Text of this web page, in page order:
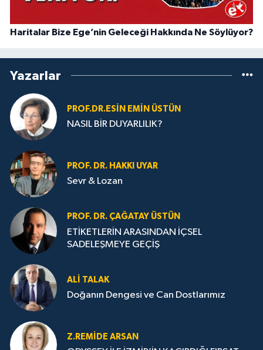
Haritalar Bize Ege’nin Geleceği Hakkında Ne Söylüyor?
Yazarlar
PROF.DR.ESIN EMIN ÜSTÜN
NASIL BİR DUYARLILIK?
PROF. DR. HAKKI UYAR
Sevr & Lozan
PROF. DR. ÇAĞATAY ÜSTÜN
ETİKETLERİN ARASINDAN İÇSEL
SADELEŞMEYE GEÇİŞ
ALI TALAK
Doğanın Dengesi ve Can Dostlarımız
Z.REMIDE ARSAN